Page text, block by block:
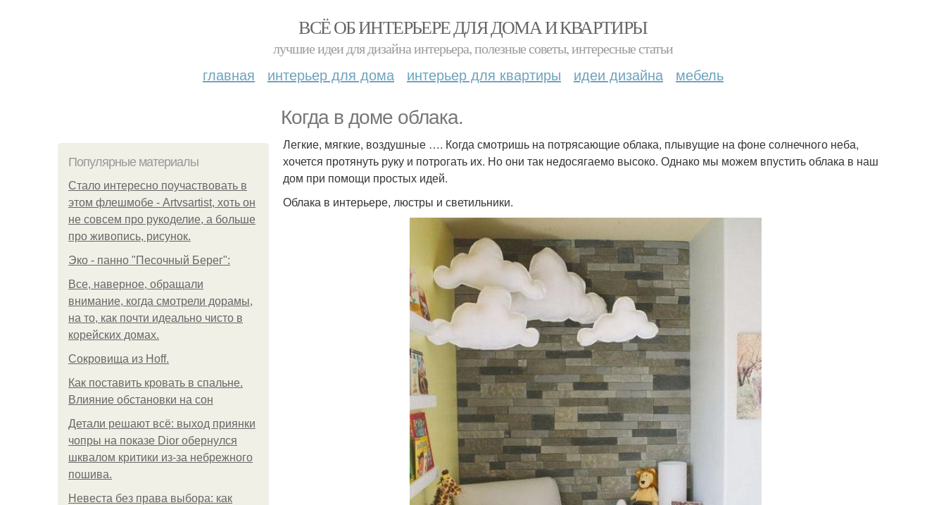
ВСЁ ОБ ИНТЕРЬЕРЕ ДЛЯ ДОМА И КВАРТИРЫ
лучшие идеи для дизайна интерьера, полезные советы, интересные статьи
главная интерьер для дома интерьер для квартиры идеи дизайна мебель
Когда в доме облака.
Популярные материалы
Стало интересно поучаствовать в
этом флешмобе - Artvsartist, хоть он
не совсем про рукоделие, а больше
про живопись, рисунок.
Эко - панно "Песочный Берег":
Все, наверное, обращали
внимание, когда смотрели дорамы,
на то, как почти идеально чисто в
корейских домах.
Сокровища из Hoff.
Как поставить кровать в спальне.
Влияние обстановки на сон
Детали решают всё: выход приянки
чопры на показе Dior обернулся
шквалом критики из-за небрежного
пошива.
Невеста без права выбора: как
Легкие, мягкие, воздушные …. Когда смотришь на потрясающие облака, плывущие на фоне солнечного неба,
хочется протянуть руку и потрогать их. Но они так недосягаемо высоко. Однако мы можем впустить облака в наш
дом при помощи простых идей.
Облака в интерьере, люстры и светильники.